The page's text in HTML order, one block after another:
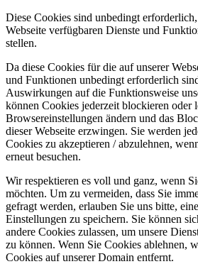
Diese Cookies sind unbedingt
Webseite verfügbaren Dienste und
stellen.
Da diese Cookies für die auf unserer
und Funktionen unbedingt erforderlich
Auswirkungen auf die Funktionsweise
können Cookies jederzeit blockieren oder
Browsereinstellungen ändern und das
dieser Webseite erzwingen. Sie werden
Cookies zu akzeptieren / abzulehnen,
erneut besuchen.
Wir respektieren es voll und ganz, wenn
möchten. Um zu vermeiden, dass Sie
gefragt werden, erlauben Sie uns bitte,
Einstellungen zu speichern. Sie können
andere Cookies zulassen, um unsere
zu können. Wenn Sie Cookies ablehnen,
Cookies auf unserer Domain entfernt.